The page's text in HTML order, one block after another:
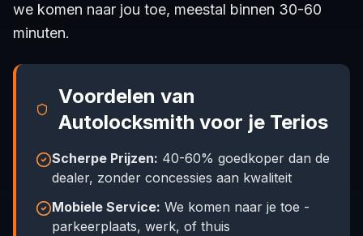
we komen naar jou toe, meestal binnen 30-60
minuten.
Voordelen van
Autolocksmith voor je Terios
Scherpe Prijzen: 40-60% goedkoper dan de
dealer, zonder concessies aan kwaliteit
Mobiele Service: We komen naar je toe -
parkeerplaats, werk, of thuis